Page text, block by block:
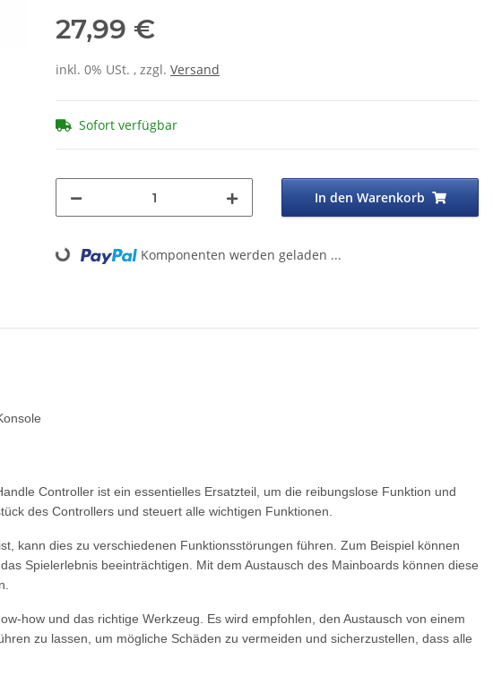
27,99 €
inkl. 0% USt. , zzgl. Versand
Sofort verfügbar
In den Warenkorb
Loading... Komponenten werden geladen ...
Controller ist ein essentielles Ersatzteil, um die reibungslose Funktion und
des Controllers und steuert alle wichtigen Funktionen.
kann dies zu verschiedenen Funktionsstörungen führen. Zum Beispiel können
Spielerlebnis beeinträchtigen. Mit dem Austausch des Mainboards können diese
how und das richtige Werkzeug. Es wird empfohlen, den Austausch von einem
zu lassen, um mögliche Schäden zu vermeiden und sicherzustellen, dass alle